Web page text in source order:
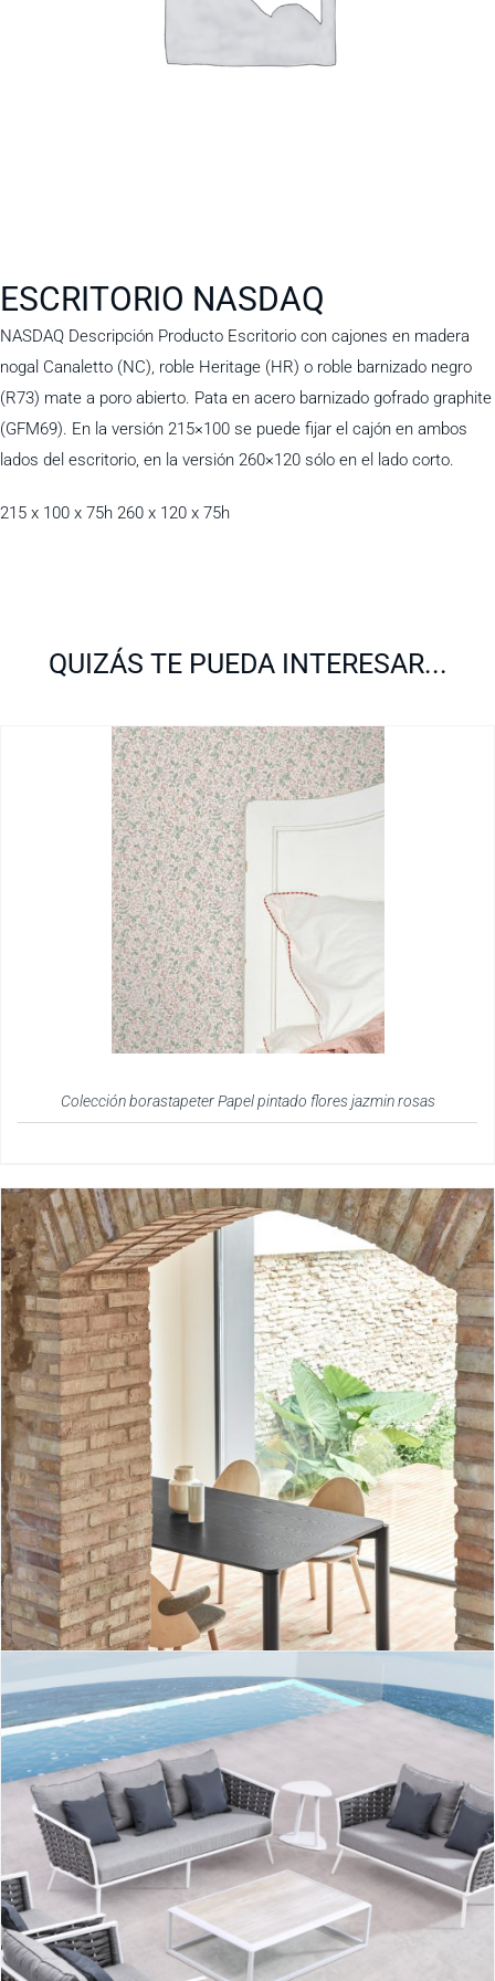
ESCRITORIO NASDAQ
NASDAQ Descripción Producto Escritorio con cajones en madera
nogal Canaletto (NC), roble Heritage (HR) o roble barnizado negro
(R73) mate a poro abierto. Pata en acero barnizado gofrado graphite
(GFM69). En la versión 215×100 se puede fijar el cajón en ambos
lados del escritorio, en la versión 260×120 sólo en el lado corto.
215 x 100 x 75h 260 x 120 x 75h
QUIZÁS TE PUEDA INTERESAR...
Colección borastapeter Papel pintado flores jazmin rosas
Mesa rectangular Atlas